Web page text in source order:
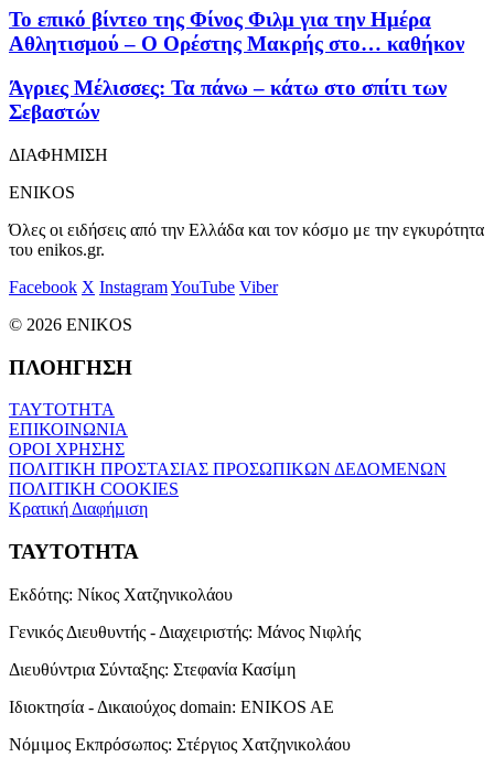
Το επικό βίντεο της Φίνος Φιλμ για την Ημέρα
Αθλητισμού – Ο Ορέστης Μακρής στο… καθήκον
Άγριες Μέλισσες: Τα πάνω – κάτω στο σπίτι των
Σεβαστών
ΔΙΑΦΗΜΙΣΗ
ENIKOS
Όλες οι ειδήσεις από την Ελλάδα και τον κόσμο με την εγκυρότητα
του enikos.gr.
Facebook X InstagramYouTube Viber
© 2026 ENIKOS
ΠΛΟΗΓΗΣΗ
ΤΑΥΤΟΤΗΤΑ
ΕΠΙΚΟΙΝΩΝΙΑ
ΟΡΟΙ ΧΡΗΣΗΣ
ΠΟΛΙΤΙΚΗ ΠΡΟΣΤΑΣΙΑΣ ΠΡΟΣΩΠΙΚΩΝ ΔΕΔΟΜΕΝΩΝ
ΠΟΛΙΤΙΚΗ COOKIES
Κρατική Διαφήμιση
ΤΑΥΤΟΤΗΤΑ
Εκδότης: Νίκος Χατζηνικολάου
Γενικός Διευθυντής - Διαχειριστής: Μάνος Νιφλής
Διευθύντρια Σύνταξης: Στεφανία Κασίμη
Ιδιοκτησία - Δικαιούχος domain: ENIKOS AE
Νόμιμος Εκπρόσωπος: Στέργιος Χατζηνικολάου